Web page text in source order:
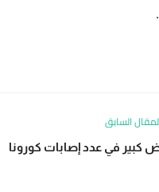
السابق
كبير في عدد إصابات كورونا